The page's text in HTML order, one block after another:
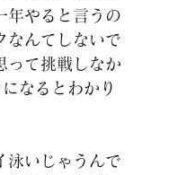
年やると言うの
なんてしないで
って挑戦しなか
なるとわかり
泳いじゃうんで